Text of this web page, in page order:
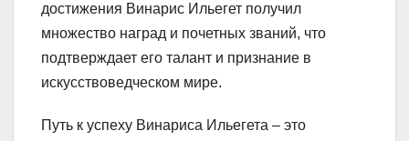
достижения Винарис Ильегет получил
множество наград и почетных званий, что
подтверждает его талант и признание в
искусствоведческом мире.
Путь к успеху Винариса Ильегета – это